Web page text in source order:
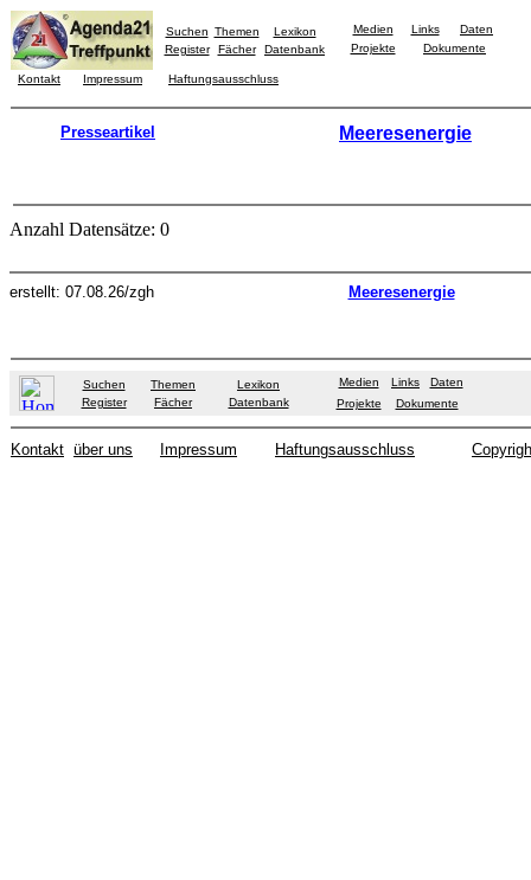
Suchen Themen
Lexikon
Register
Fächer Datenbank
Medien Links
Daten
Projekte
Dokumente
Kontakt Impressum Haftungsausschluss
Presseartikel Meeresenergie
Anzahl Datensätze: 0
erstellt: 07.08.26/zgh Meeresenergie
Suchen Themen
Lexikon
Register
Fächer Datenbank
Medien Links
Daten
Projekte
Dokumente
Kontakt über uns Impressum Haftungsausschluss